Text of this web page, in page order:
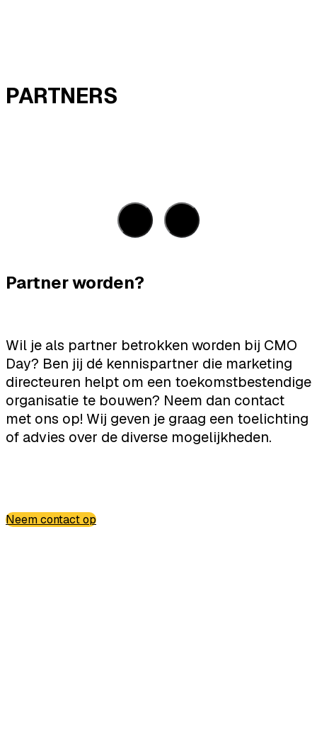
PARTNERS
Partner worden?
Wil je als partner betrokken worden bij CMO
Day? Ben jij dé kennispartner die marketing
directeuren helpt om een toekomstbestendige
organisatie te bouwen? Neem dan contact
met ons op! Wij geven je graag een toelichting
of advies over de diverse mogelijkheden.
Neem contact op